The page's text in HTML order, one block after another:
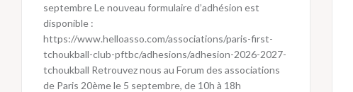
septembre Le nouveau formulaire d’adhésion est
disponible :
https://www.helloasso.com/associations/paris-first-
tchoukball-club-pftbc/adhesions/adhesion-2026-2027-
tchoukball Retrouvez nous au Forum des associations
de Paris 20ème le 5 septembre, de 10h à 18h